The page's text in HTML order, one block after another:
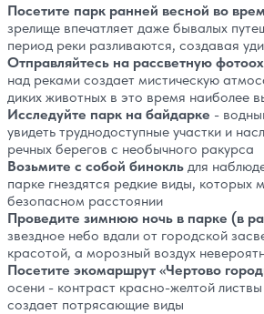
Посетите парк ранней весной во
зрелище впечатляет даже бывалых
период реки разливаются, создавая
Отправляйтесь на рассветную
над реками создает мистическую
диких животных в это время наиболее
Исследуйте парк на байдарке -
увидеть труднодоступные участки и
речных берегов с необычного ракурса
Возьмите с собой бинокль для
парке гнездятся редкие виды, которых
безопасном расстоянии
Проведите зимнюю ночь в парке (в
звездное небо вдали от городской
красотой, а морозный воздух
Посетите экомаршрут «Чертово
осени - контраст красно-желтой
создает потрясающие виды